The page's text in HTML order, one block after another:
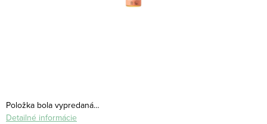
Položka bola vypredaná…
Detailné informácie